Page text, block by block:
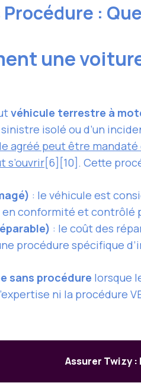
:
une
véhicule terrestre à
sinistre isolé ou d’un
agréé peut être mandaté
s’ouvrir[6][10]. Cette
: le véhicule est
en conformité et contrôlé
: le coût des
procédure spécifique
sans procédure lorsque
ni la procédure
Assurer Twizy